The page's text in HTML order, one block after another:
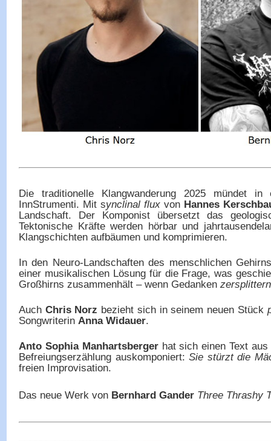
Die traditionelle Klangwanderung 2025 mündet
InnStrumenti. Mit synclinal fluxvon Hannes
Landschaft. Der Komponist übersetzt das
Tektonische Kräfte werden hörbar und
Klangschichten aufbäumen und komprimieren.
In den Neuro-Landschaften des menschlichen
einer musikalischen Lösung für die Frage, was
Großhirns zusammenhält – wenn Gedanken zersplittern
Auch Chris Norz bezieht sich in seinem neuen Stück
Songwriterin Anna Widauer.
Anto Sophia Manhartsbergerhat sich einen Text aus
Befreiungserzählung auskomponiert:Sie stürzt die
freien Improvisation.
Das neue Werk von Bernhard Gander Three Thrashy